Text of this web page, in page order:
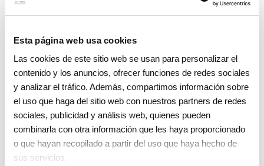
Esta página web usa cookies
Las cookies de este sitio web se usan para personalizar el
contenido y los anuncios, ofrecer funciones de redes sociales
y analizar el tráfico. Además, compartimos información sobre
el uso que haga del sitio web con nuestros partners de redes
sociales, publicidad y análisis web, quienes pueden
combinarla con otra información que les haya proporcionado
o que hayan recopilado a partir del uso que haya hecho de
sus servicios.
Blog
¿Por qué se rompen los dientes? Descubre
las causas más comunes y cómo
prevenirlas
19 junio 2024